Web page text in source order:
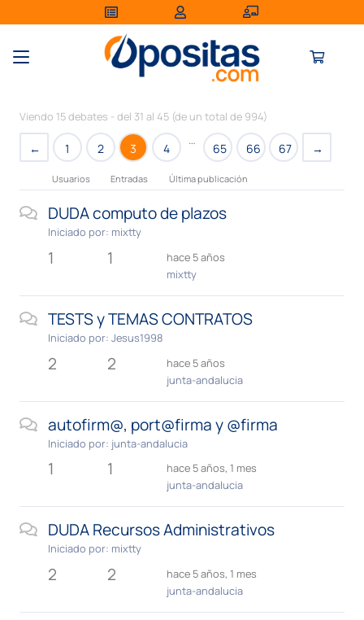
Viendo 15 debates - del 31 al 45 (de un total de 994)
← 1 2 3 4
…
65 66 67 →
Usuarios Entradas Última publicación
DUDA computo de plazos
Iniciado por: mixtty
1 1
hace 5 años
mixtty
TESTS y TEMAS CONTRATOS
Iniciado por:Jesus1998
2 2
hace 5 años
junta-andalucia
autofirm@, port@firma y @firma
Iniciado por: junta-andalucia
1 1
hace 5 años, 1 mes
junta-andalucia
DUDA Recursos Administrativos
Iniciado por: mixtty
2 2
hace 5 años, 1 mes
junta-andalucia